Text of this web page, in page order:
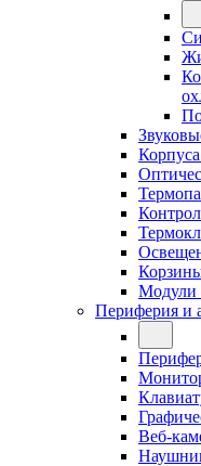
Модули
Периферия и
Веб-